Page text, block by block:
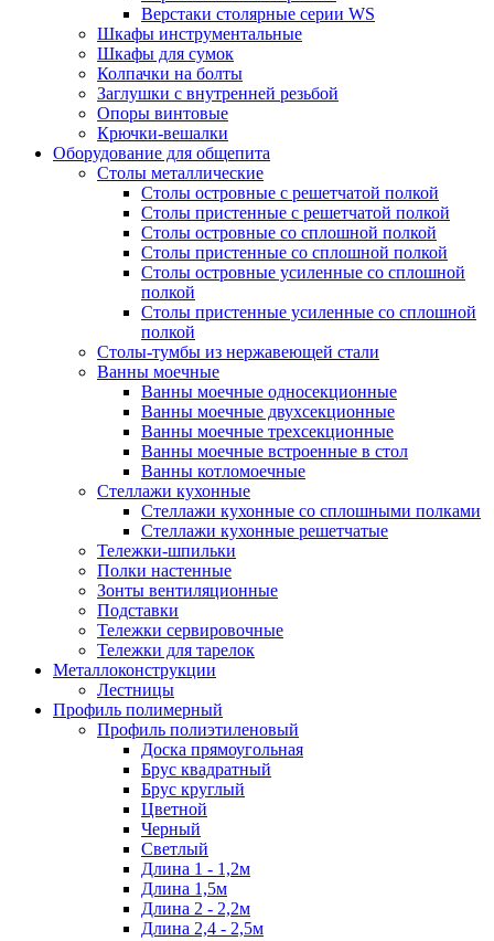
Верстаки столярные серии WS
Шкафы инструментальные
Шкафы для сумок
Колпачки на болты
Заглушки с внутренней резьбой
Опоры винтовые
Крючки-вешалки
Оборудование для общепита
Столы металлические
Столы островные с решетчатой полкой
Столы пристенные с решетчатой полкой
Столы островные со сплошной полкой
Столы пристенные со сплошной полкой
Столы островные усиленные со сплошной
полкой
Столы пристенные усиленные со сплошной
полкой
Столы-тумбы из нержавеющей стали
Ванны моечные
Ванны моечные односекционные
Ванны моечные двухсекционные
Ванны моечные трехсекционные
Ванны моечные встроенные в стол
Ванны котломоечные
Стеллажи кухонные
Стеллажи кухонные со сплошными полками
Стеллажи кухонные решетчатые
Тележки-шпильки
Полки настенные
Зонты вентиляционные
Подставки
Тележки сервировочные
Тележки для тарелок
Металлоконструкции
Лестницы
Профиль полимерный
Профиль полиэтиленовый
Доска прямоугольная
Брус квадратный
Брус круглый
Цветной
Черный
Светлый
Длина 1 - 1,2м
Длина 1,5м
Длина 2 - 2,2м
Длина 2,4 - 2,5м